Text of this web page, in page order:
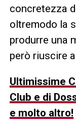
concretezza
oltremodo la
produrre una
però riuscire
Ultimissime
Club e di
e molto altro!